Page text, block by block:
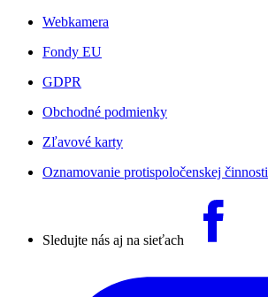
Webkamera
Fondy EU
GDPR
Obchodné podmienky
Zľavové karty
Oznamovanie protispoločenskej činnosti
Sledujte nás aj na sieťach